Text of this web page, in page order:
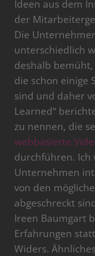
Ideen aus dem
der
Die
unterschiedlich
deshalb
die schon einige
sind und daher
Learned“
zu nennen, die
webbasierte
durchführen. Ich
Unternehmen
von den
abgeschreckt
Ireen Baumgart
Erfahrungen
Widers.